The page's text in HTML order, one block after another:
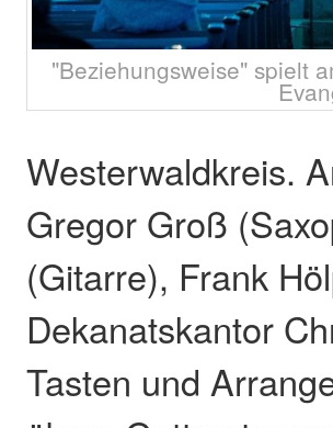
"Beziehungsweise" spielt
Westerwaldkreis.
Gregor Groß
(Gitarre), Frank
Dekanatskantor
Tasten und